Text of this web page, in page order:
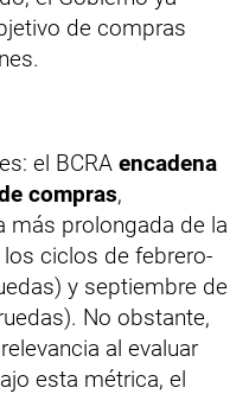
de compras
el BCRA encadena
compras,
más prolongada de la
ciclos de febrero-
y septiembre de
No obstante,
al evaluar
esta métrica, el